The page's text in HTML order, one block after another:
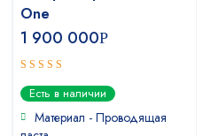
One
1 900 000Р
5out of 5
Есть в наличии
Материал - Проводящая